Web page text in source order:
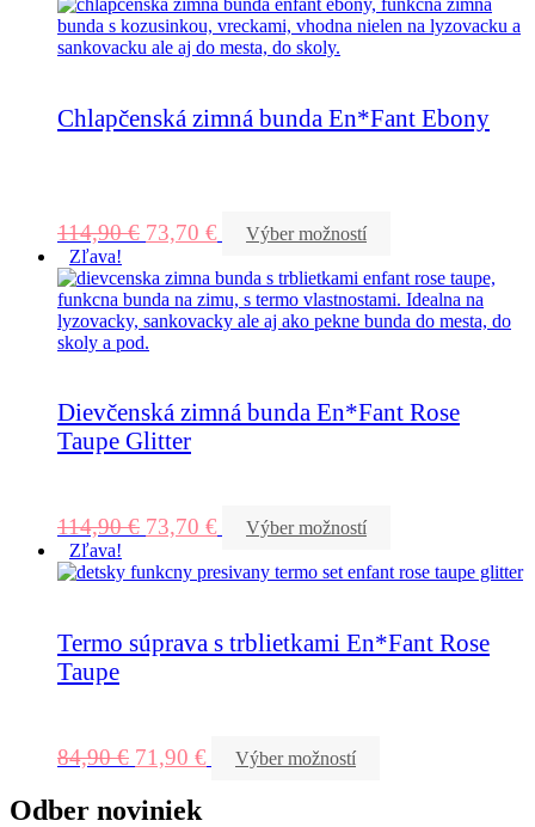
Chlapčenská zimná bunda En*Fant Ebony
114,90€ 73,70 €
Výber možností
Zľava!
Dievčenská zimná bunda En*Fant Rose
Taupe Glitter
114,90€ 73,70 €
Výber možností
Zľava!
Termo súprava s trblietkami En*Fant Rose
Taupe
84,90€ 71,90 € Výber možností
Odber noviniek